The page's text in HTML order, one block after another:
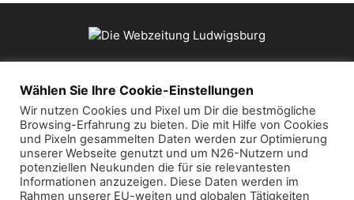
ÜBER UNS
Kontaktieren Sie uns:mail@die-webzeitung.de
FOLGEN SIE UNS
Wählen Sie Ihre Cookie-Einstellungen
Wir nutzen Cookies und Pixel um Dir die bestmögliche
Browsing-Erfahrung zu bieten. Die mit Hilfe von Cookies
und Pixeln gesammelten Daten werden zur Optimierung
unserer Webseite genutzt und um N26-Nutzern und
potenziellen Neukunden die für sie relevantesten
Informationen anzuzeigen. Diese Daten werden im
Rahmen unserer EU-weiten und globalen Tätigkeiten